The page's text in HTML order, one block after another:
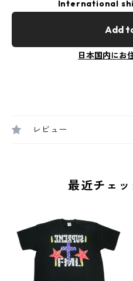
International
Add
日本国内にお
レビュー
最近チェ